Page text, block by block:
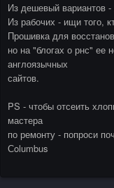
Из дешевый вариантов -
Из рабочих - ищи того,
Прошивка для
но на "блогах о рнс" ее
англоязычных
сайтов.
PS - чтобы отсеить
мастера
по ремонту - попроси
Сolumbus